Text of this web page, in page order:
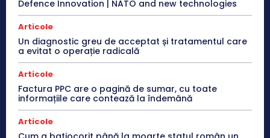
Defence Innovation | NATO and new technologies
Articole
Un diagnostic greu de acceptat și tratamentul care
a evitat o operație radicală
Articole
Factura PPC are o pagină de sumar, cu toate
informațiile care contează la îndemână
Articole